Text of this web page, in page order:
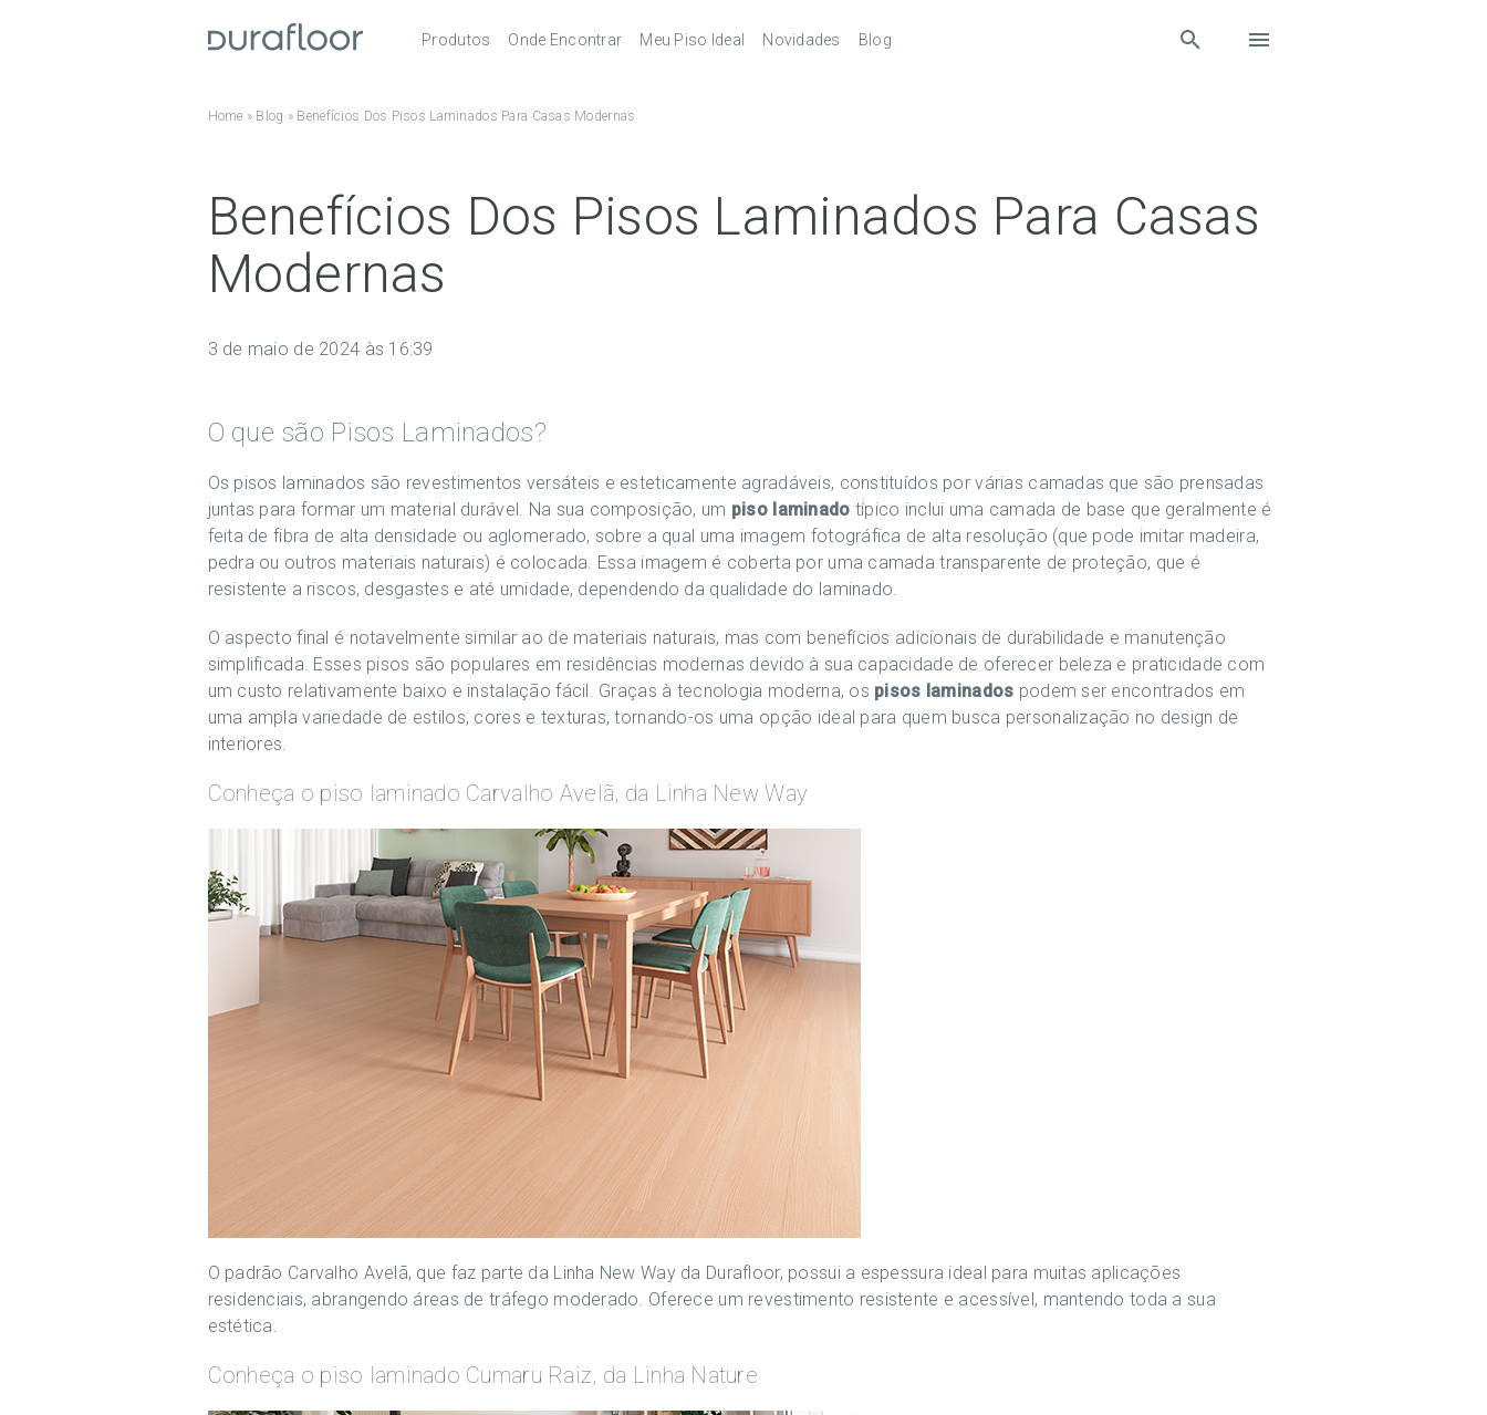
Produtos
Pisos Laminados Ultra
Pisos Vinílicos SPC
Rodapés
Melhores
Onde Encontrar
Serviços
Meu Piso Ideal Novidades Blog
Home » Blog » Benefícios Dos Pisos Laminados Para Casas Modernas
Benefícios Dos Pisos Laminados Para Casas
Modernas
3 de maio de 2024 às 16:39
O que são Pisos Laminados?
Os pisos laminados são revestimentos versáteis e esteticamente agradáveis, constituídos por várias camadas que são prensadas
juntas para formar um material durável. Na sua composição, um piso laminado típico inclui uma camada de base que geralmente é
feita de fibra de alta densidade ou aglomerado, sobre a qual uma imagem fotográfica de alta resolução (que pode imitar madeira,
pedra ou outros materiais naturais) é colocada. Essa imagem é coberta por uma camada transparente de proteção, que é
resistente a riscos, desgastes e até umidade, dependendo da qualidade do laminado.
O aspecto final é notavelmente similar ao de materiais naturais, mas com benefícios adicionais de durabilidade e manutenção
simplificada. Esses pisos são populares em residências modernas devido à sua capacidade de oferecer beleza e praticidade com
um custo relativamente baixo e instalação fácil. Graças à tecnologia moderna, os pisos laminados podem ser encontrados em
uma ampla variedade de estilos, cores e texturas, tornando-os uma opção ideal para quem busca personalização no design de
interiores.
Conheça o piso laminado Carvalho Avelã, da Linha New Way
O padrão Carvalho Avelã, que faz parte da Linha New Way da Durafloor, possui a espessura ideal para muitas aplicações
residenciais, abrangendo áreas de tráfego moderado. Oferece um revestimento resistente e acessível, mantendo toda a sua
estética.
Conheça o piso laminado Cumaru Raiz, da Linha Nature